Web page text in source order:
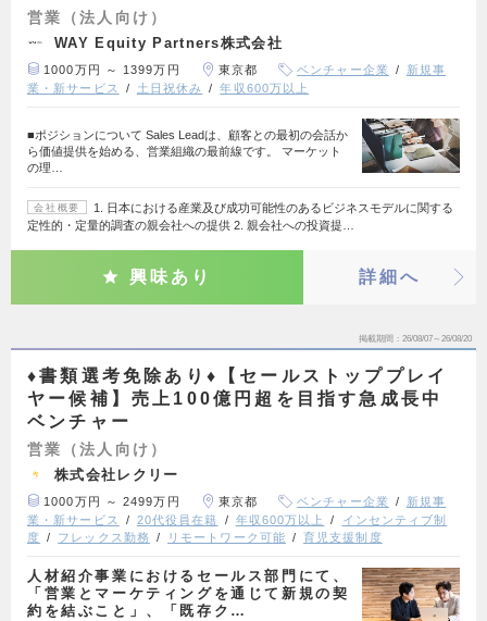
営業（法人向け）
WAY Equity Partners株式会社
1000万円 ～ 1399万円 東京都 ベンチャー企業
新規事
業・新サービス
土日祝休み 年収600万以上
■ポジションについて Sales Leadは、顧客との最初の会話か
ら価値提供を始める、営業組織の最前線です。 マーケット
の理…
会社概要
1. 日本における産業及び成功可能性のあるビジネスモデルに関する
定性的・定量的調査の親会社への提供 2. 親会社への投資提…
興味あり 詳細へ
掲載期間 26/08/07～26/08/20
♦︎書類選考免除あり♦︎【セールストッププレイ
ヤー候補】売上100億円超を目指す急成長中
ベンチャー
営業（法人向け）
株式会社レクリー
1000万円 ～ 2499万円 東京都 ベンチャー企業
新規事
業・新サービス
20代役員在籍 年収600万以上
インセンティブ制
度
フレックス勤務 リモートワーク可能 育児支援制度
人材紹介事業におけるセールス部門にて、
「営業とマーケティングを通じて新規の契
約を結ぶこと」、「既存ク…